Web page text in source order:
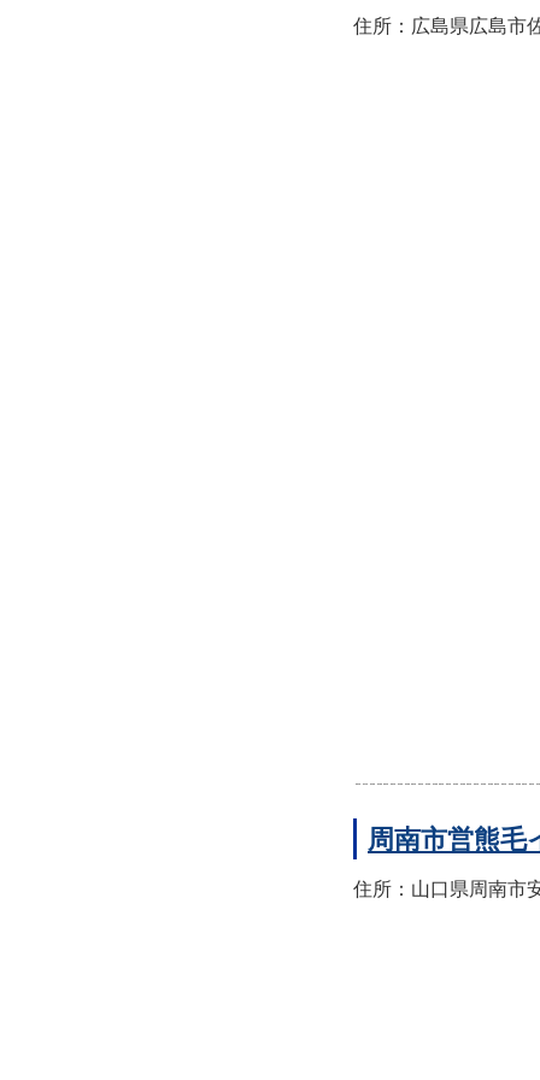
住所：広島県広島市
周南市営熊毛
住所：山口県周南市